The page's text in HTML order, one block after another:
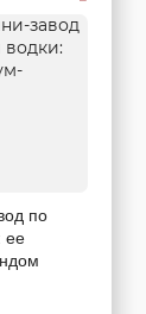
по
ее